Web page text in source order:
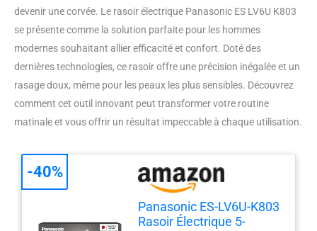
devenir une corvée. Le rasoir électrique Panasonic ES LV6U K803
se présente comme la solution parfaite pour les hommes
modernes souhaitant allier efficacité et confort. Doté des
dernières technologies, ce rasoir offre une précision inégalée et un
rasage doux, même pour les peaux les plus sensibles. Découvrez
comment cet outil innovant peut transformer votre routine
matinale et vous offrir un résultat impeccable à chaque utilisation.
Panasonic ES-LV6U-K803
Rasoir Électrique 5-
-40%